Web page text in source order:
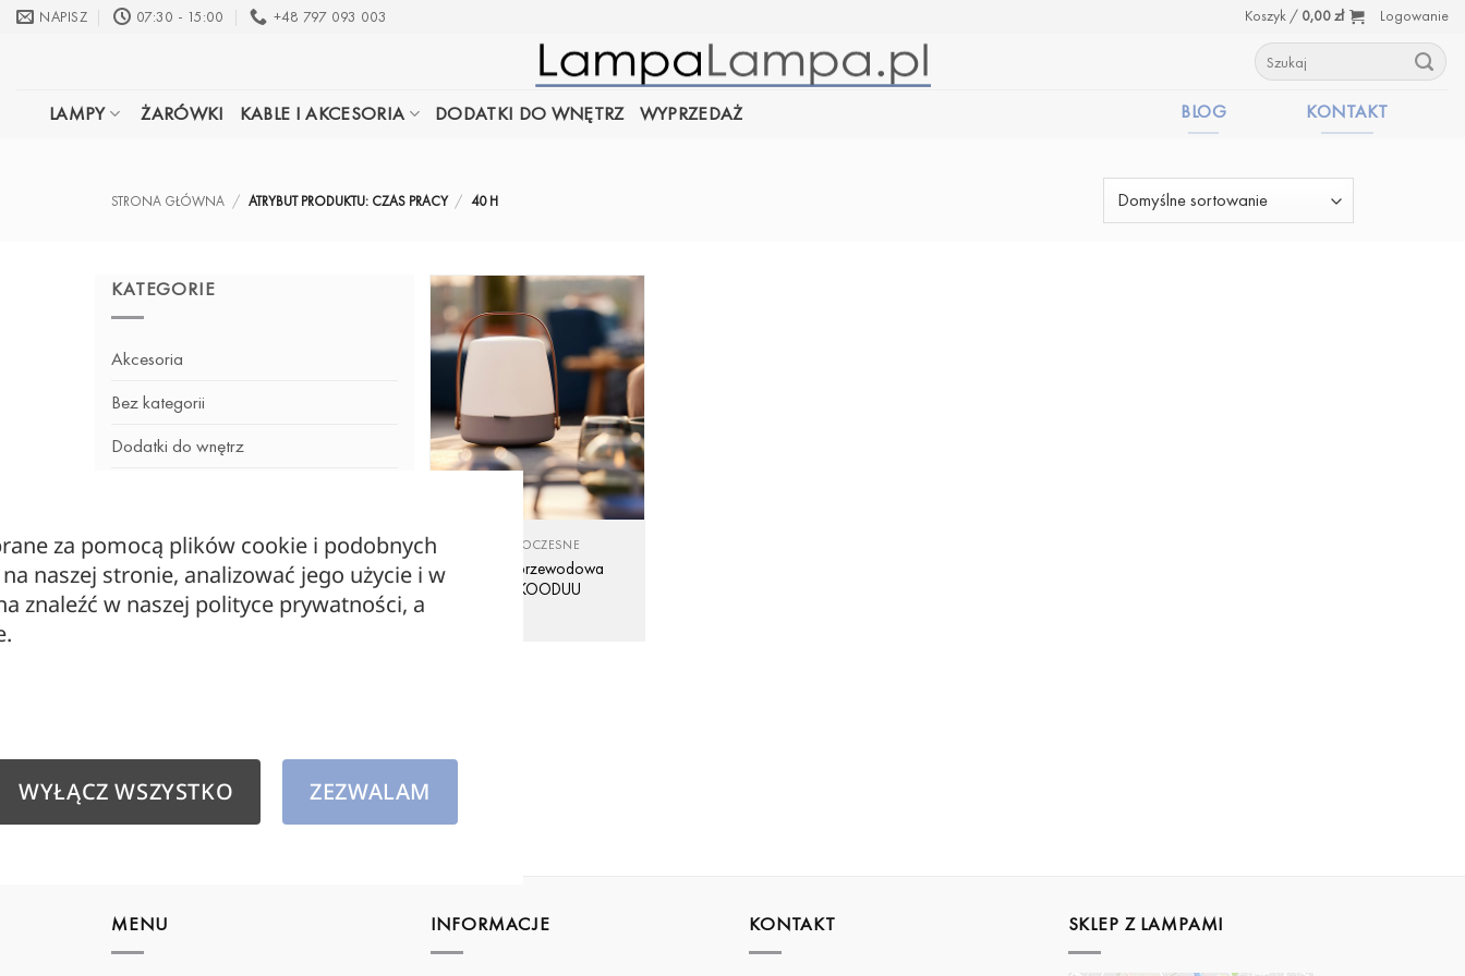
PrzewińNAPISZ 07:30 - 15:00 +48 797 093 003 Koszyk / 0,00zł
Logowanie
Szukaj:
LAMPY ŻARÓWKI KABLE I AKCESORIA DODATKI DO WNĘTRZ WYPRZEDAŻ BLOG KONTAKT
STRONA GŁÓWNA / ATRYBUT PRODUKTU: CZAS PRACY / 40 H
KATEGORIE
Akcesoria
Bez kategorii
Dodatki do wnętrz
Meble
Meble drewniane
Żarówki dekoracyjne
LAMPY NOWOCZESNE
Lite-up Bezprzewodowa
lampa LED KOODUU
MENU INFORMACJE KONTAKT SKLEP Z LAMPAMI
za pomocą plików cookie i podobnych
naszej stronie, analizować jego użycie i w
znaleźć w naszej polityce prywatności, a
WYŁĄCZ WSZYSTKO ZEZWALAM